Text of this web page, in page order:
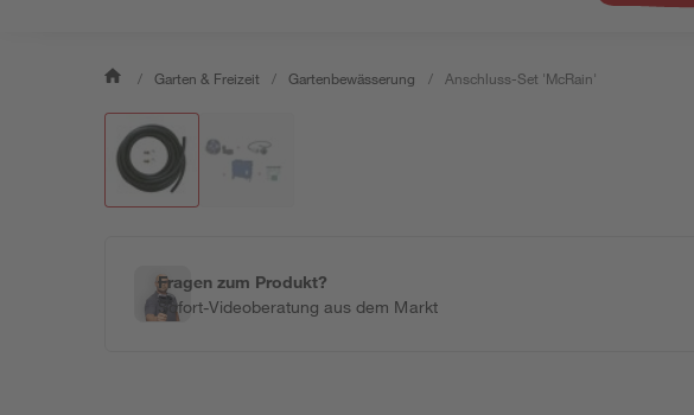
/ Garten & Freizeit / Gartenbewässerung / Anschluss-Set 'McRain'
Fragen zum Produkt?
Sofort-Videoberatung aus dem Markt